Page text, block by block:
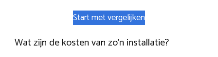
Start met vergelijken
Wat zijn de kosten van zo’n installatie?